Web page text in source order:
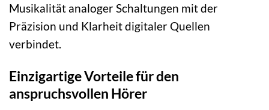
Musikalität analoger Schaltungen mit der
Präzision und Klarheit digitaler Quellen
verbindet.
Einzigartige Vorteile für den
anspruchsvollen Hörer